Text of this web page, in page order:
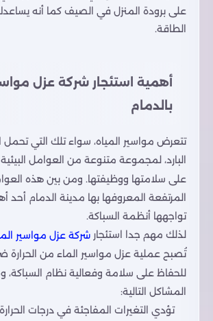
على برودة المنزل في الصيف كما أنه
الطاقة.
أهمية استئجار شركة عزل
بالدمام
تتعرض مواسير المياه، سواء تلك التي تحمل
البارد، لمجموعة متنوعة من العوامل
على سلامتها ووظيفتها. ومن بين هذه
المرتفعة المعروفها بها مدينة الدمام أحد
تواجهها أنظمة السباكة.
لذلك مهم جدا استئجار شركة عزل مواسير
تُصبح عملية عزل مواسير الماء من الحرارة
للحفاظ على سلامة وفعالية نظام
المشاكل التالية:
تؤدي التغيرات المفاجئة في درجات